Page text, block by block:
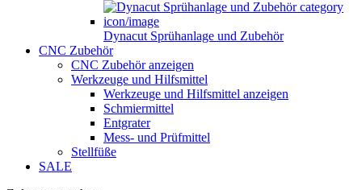
Dynacut Sprühanlage und Zubehör
CNC Zubehör
CNC Zubehör anzeigen
Werkzeuge und Hilfsmittel
Werkzeuge und Hilfsmittel anzeigen
Schmiermittel
Entgrater
Mess- und Prüfmittel
Stellfüße
SALE